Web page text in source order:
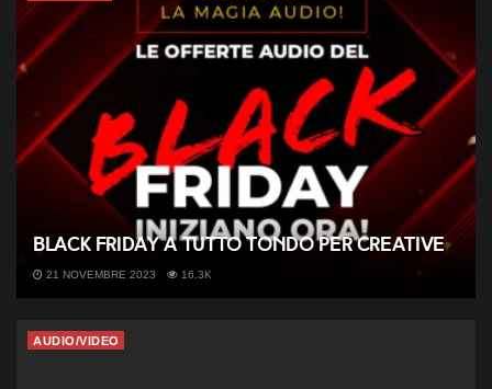
Black Friday a tutto tondo per Creative
21 NOVEMBRE 2023 16.3K
AUDIO/VIDEO